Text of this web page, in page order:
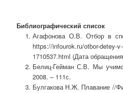
Библиографический список
Агафонова О.В. Отбор в
https://infourok.ru/otbor-detey-
1710537.html (Дата
Белиц-Гейман С.В. Мы
2008. – 111с.
Булгакова Н.Ж. Плавание //